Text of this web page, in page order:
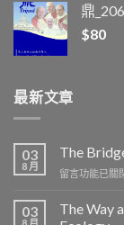
鼎
$80
最新文章
03
8 月
The
在
Bridge
留言功能已關
03
The Way